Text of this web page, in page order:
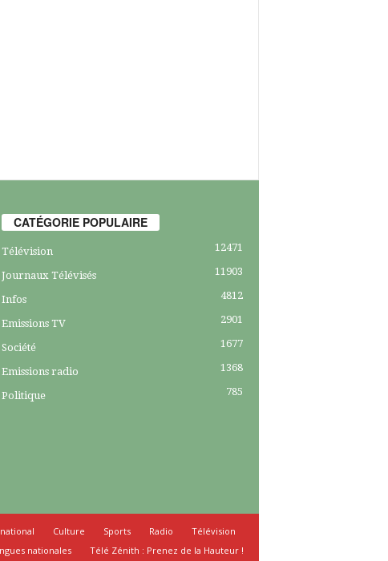
CATÉGORIE POPULAIRE
Télévision 12471
Journaux Télévisés 11903
Infos 4812
Emissions TV 2901
Société 1677
Emissions radio 1368
Politique 785
Culture Sports Radio
Télévision
nationales Télé Zénith : Prenez de la Hauteur !